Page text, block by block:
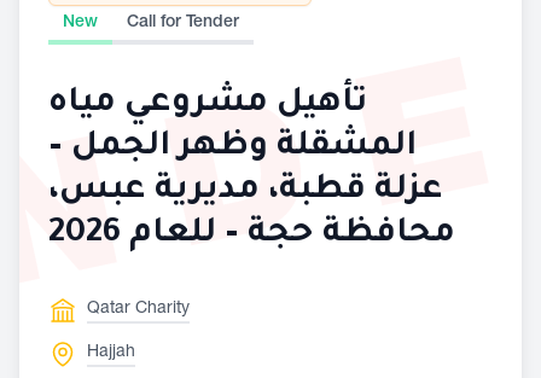
New Call for Tender
تأهيل مشروعي مياه
المشقلة وظهر الجمل –
عزلة قطبة، مديرية عبس،
محافظة حجة – للعام 2026
Qatar Charity
Hajjah